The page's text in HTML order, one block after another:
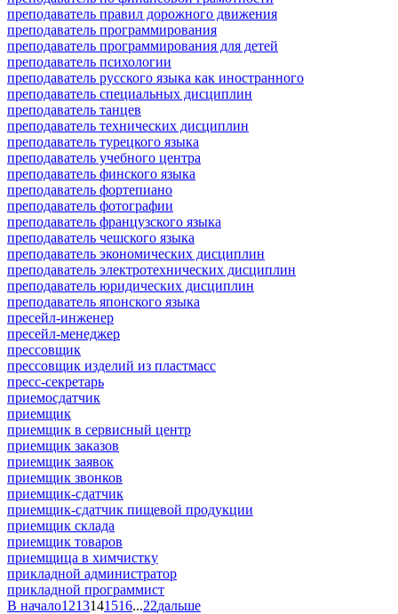
преподаватель правил дорожного движения
преподаватель программирования
преподаватель программирования для детей
преподаватель психологии
преподаватель русского языка как иностранного
преподаватель специальных дисциплин
преподаватель танцев
преподаватель технических дисциплин
преподаватель турецкого языка
преподаватель учебного центра
преподаватель финского языка
преподаватель фортепиано
преподаватель фотографии
преподаватель французского языка
преподаватель чешского языка
преподаватель экономических дисциплин
преподаватель электротехнических дисциплин
преподаватель юридических дисциплин
преподаватель японского языка
пресейл-инженер
пресейл-менеджер
прессовщик
прессовщик изделий из пластмасс
пресс-секретарь
приемосдатчик
приемщик
приемщик в сервисный центр
приемщик заказов
приемщик заявок
приемщик звонков
приемщик-сдатчик
приемщик-сдатчик пищевой продукции
приемщик склада
приемщик товаров
приемщица в химчистку
прикладной администратор
прикладной программист
В начало1213141516...22дальше